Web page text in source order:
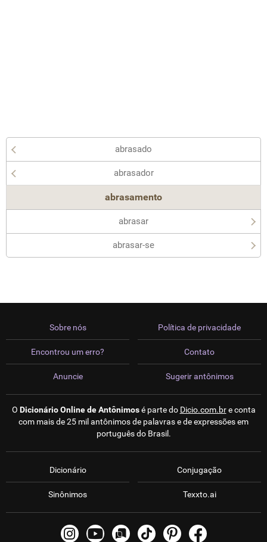
abrasado
abrasador
abrasamento
abrasar
abrasar-se
Sobre nós
Encontrou um erro?
Anuncie
Política de privacidade
Contato
Sugerir antônimos
O Dicionário Online de Antônimosé parte do Dicio.com.bre conta
com mais de 25 mil antônimos de palavras e de expressões em
português do Brasil.
Dicionário
Sinônimos
Conjugação
Texxto.ai